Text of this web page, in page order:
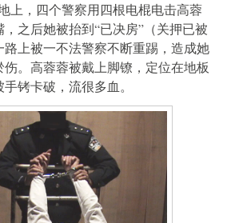
上，四个警察用四根电棍电击高蓉
之后她被抬到“已决房”（关押已被
上被一不法警察不断重踢，造成她
。高蓉蓉被戴上脚镣，定位在地板
铐卡破，流很多血。